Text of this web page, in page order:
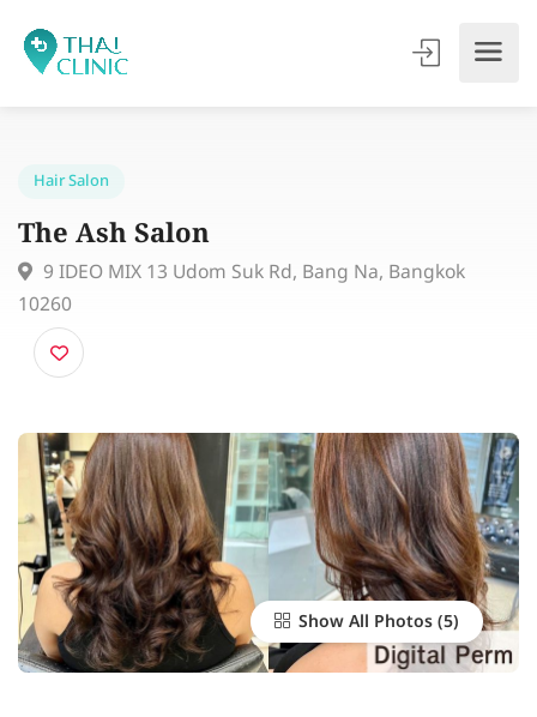
The Ash Salon
9 IDEO MIX 13 Udom Suk Rd, Bang Na, Bangkok
10260
Show All Photos